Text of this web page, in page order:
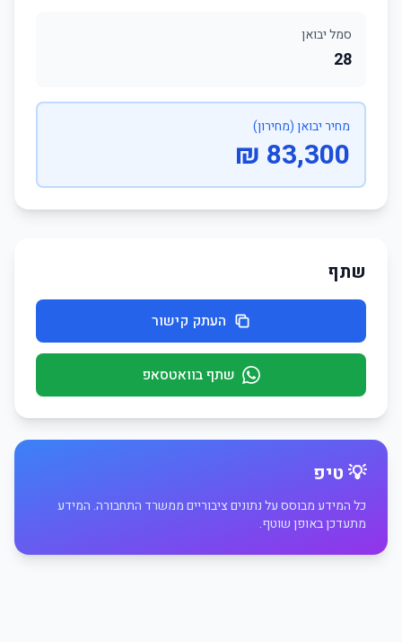
סמל יבואן
28
מחיר יבואן (מחירון)
83,300 ₪
שתף
העתק קישור
שתף בוואטסאפ
💡 טיפ
כל המידע מבוסס על נתונים ציבוריים ממשרד התחבורה. המידע
מתעדכן באופן שוטף.